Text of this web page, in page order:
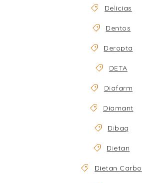
Delicias
Dentos
Deropta
DETA
Diafarm
Diamant
Dibaq
Dietan
Dietan Carbo